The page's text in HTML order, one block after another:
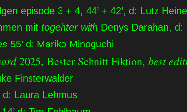
episode 3 + 4, 44’ + 42’, d: Lutz
mit togehter with Denys Darahan, d:
55’ d: Mariko Minoguchi
2025, Bester Schnitt Fiktion, best
Finsterwalder
d: Laura Lehmus